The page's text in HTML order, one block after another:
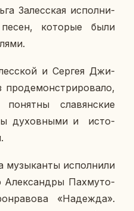
За­лес­ская ис­пол­ни­
ко­то­рые были
и Сергея Джи­
про­де­мон­стри­ро­ва­ло,
сла­вян­ские
ду­хов­ны­ми и ис­то­
му­зы­кан­ты ис­пол­ни­ли
Па­хму­то­
«На­деж­да».